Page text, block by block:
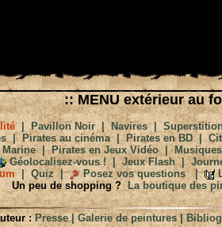
:: MENU extérieur au
|Pavillon Noir|Navires|
| Pirates au cinéma|Pirates en BD|
|Pirates en Jeux Vidéo|Musiques
Géolocalisez-vous !|Jeux Flash|
| Quiz| Posez vos questions|
Un peu de shopping ?
La boutique des
: Presse|Galerie de peintures|